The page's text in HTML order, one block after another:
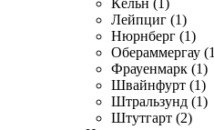
Кёльн (1)
Лейпциг (1)
Нюрнберг (1)
Обераммергау
Фрауенмарк (1)
Швайнфурт (1)
Штральзунд (1)
Штутгарт (2)